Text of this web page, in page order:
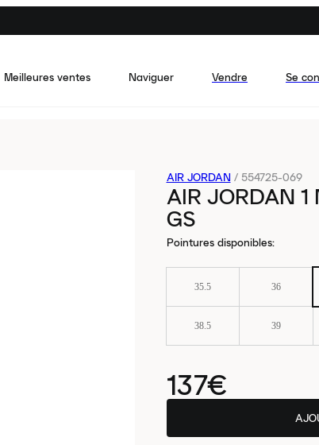
Meilleures ventes Naviguer Vendre Se
AIR JORDAN / 554725-069
AIR JORDAN 1
GS
Pointures disponibles:
35.5 36
38.5 39
137€